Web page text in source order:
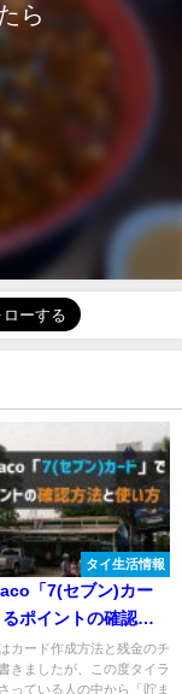
ら
タイ生活情報
「7(セブン)カー
ポイントの確認方
カード作成方法と残金のチ
きましたが、この度タイラ
っている人の中から「貯ま